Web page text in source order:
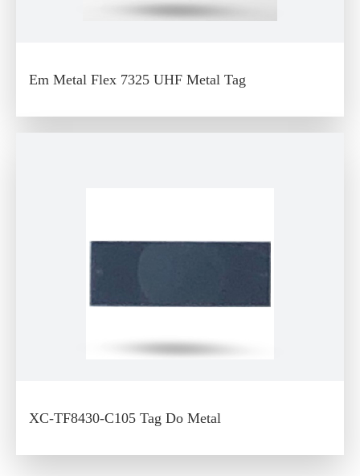
Em Metal Flex 7325 UHF Metal Tag
XC-TF8430-C105 Tag Do Metal